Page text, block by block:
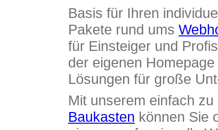
Basis für Ihren
Pakete rund ums
für Einsteiger und
der eigenen
Lösungen für große
Mit unserem einfach
Baukasten können Sie